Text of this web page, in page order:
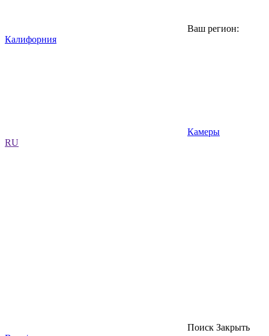
Ваш регион:
Калифорния
Камеры
RU
Поиск Закрыть